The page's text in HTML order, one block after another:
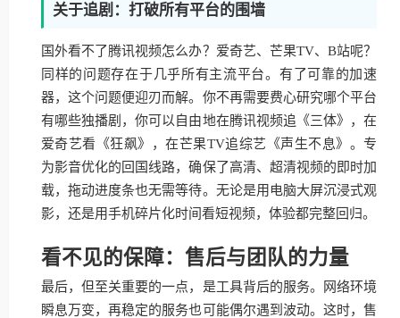
关于追剧：打破所有平台的围墙
国外看不了腾讯视频怎么办？爱奇艺、芒果TV、B站呢？
同样的问题存在于几乎所有主流平台。有了可靠的加速
器，这个问题便迎刃而解。你不再需要费心研究哪个平台
有哪些独播剧，你可以自由地在腾讯视频追《三体》，在
爱奇艺看《狂飙》，在芒果TV追综艺《声生不息》。专
为影音优化的回国线路，确保了高清、超清视频的即时加
载，拖动进度条也无需等待。无论是用电脑大屏沉浸式观
影，还是用手机碎片化时间看短视频，体验都完整回归。
看不见的保障：售后与团队的力量
最后，但至关重要的一点，是工具背后的服务。网络环境
瞬息万变，再稳定的服务也可能偶尔遇到波动。这时，售